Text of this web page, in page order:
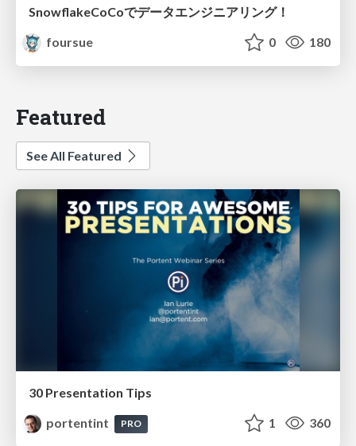
SnowflakeCoCoでデータエンジニアリング！
foursue
0 180
Featured
See All Featured
30 Presentation Tips
portentint
PRO 1 360